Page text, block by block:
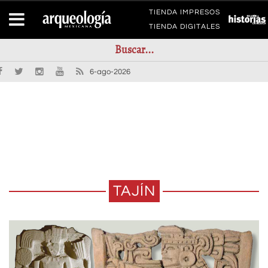
TIENDA IMPRESOS
TIENDA DIGITALES
6-ago-2026
TAJÍN